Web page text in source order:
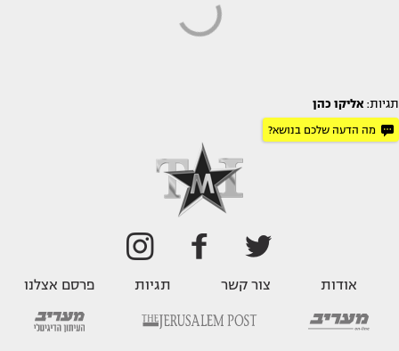
תגיות: אליקו כהן
מה הדעה שלכם בנושא?
אודות צור קשר תגיות פרסם אצלנו